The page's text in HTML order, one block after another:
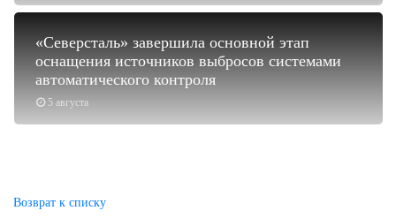
5 августа
«Северсталь» завершила основной этап
оснащения источников выбросов системами
автоматического контроля
Возврат к списку